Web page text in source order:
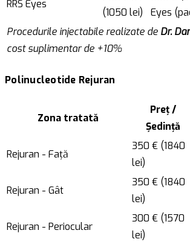
RRS Eyes
(1050 lei)
Eyes
Procedurile injectabile realizate de Dr.
cost suplimentar de +10%
Polinucleotide Rejuran
Zona tratată
Preț /
Ședință
Rejuran - Față
350 € (1840
lei)
Rejuran - Gât
350 € (1840
lei)
Rejuran - Periocular
300 € (1570
lei)